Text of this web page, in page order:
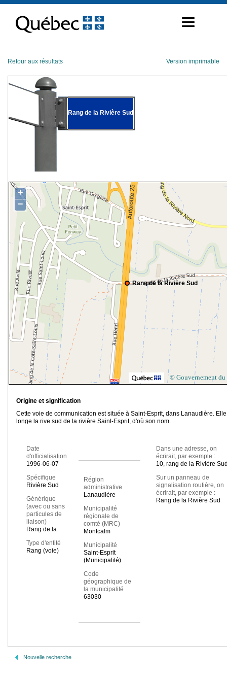
contenu
Retour aux résultats Version imprimable
Rang de la Rivière Sud
Rang de la Rivière Sud
+
−
© Gouvernement du
Origine et signification
Cette voie de communication est située à Saint-Esprit, dans Lanaudière. Elle
longe la rive sud de la rivière Saint-Esprit, d'où son nom.
Date
d'officialisation
1996-06-07
Spécifique
Rivière Sud
Générique
(avec ou sans
particules de
liaison)
Rang de la
Type d'entité
Rang (voie)
Région
administrative
Lanaudière
Municipalité
régionale de
comté (MRC)
Montcalm
Municipalité
Saint-Esprit
(Municipalité)
Code
géographique de
la municipalité
63030
Dans une adresse, on
écrirait, par exemple :
10, rang de la Rivière
Sur un panneau de
signalisation routière, on
écrirait, par exemple :
Rang de la Rivière Sud
Nouvelle recherche